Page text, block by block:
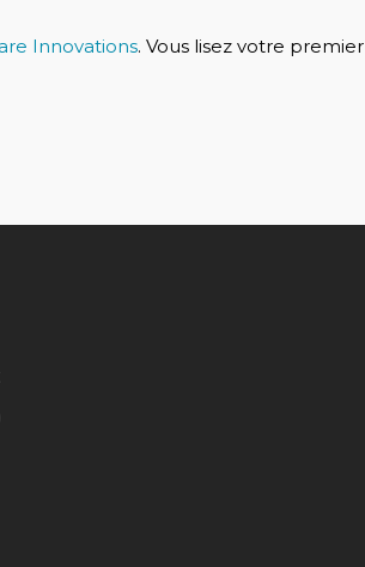
Innovations. Vous lisez votre